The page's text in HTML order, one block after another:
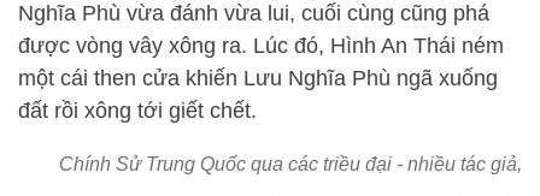
Nghĩa Phù vừa đánh vừa lui, cuối cùng cũng phá
được vòng vây xông ra. Lúc đó, Hình An Thái ném
một cái then cửa khiến Lưu Nghĩa Phù ngã xuống
đất rồi xông tới giết chết.
Chính Sử Trung Quốc qua các triều đại - nhiều tác giả,